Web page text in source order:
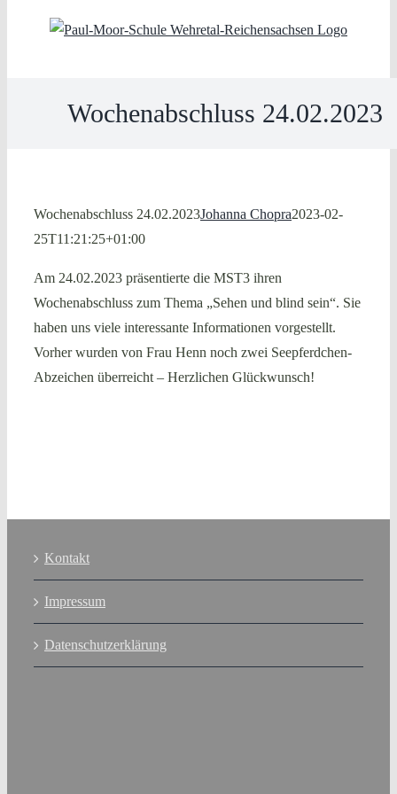
Wochenabschluss 24.02.2023
Wochenabschluss 24.02.2023Johanna Chopra2023-02-
25T11:21:25+01:00
Am 24.02.2023 präsentierte die MST3 ihren
Wochenabschluss zum Thema „Sehen und blind sein“. Sie
haben uns viele interessante Informationen vorgestellt.
Vorher wurden von Frau Henn noch zwei Seepferdchen-
Abzeichen überreicht – Herzlichen Glückwunsch!
Kontakt
Impressum
Datenschutzerklärung